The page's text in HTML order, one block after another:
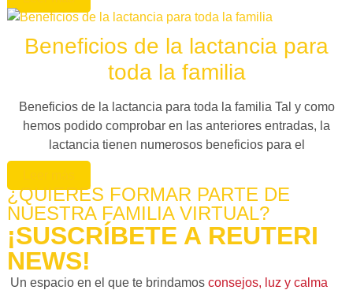
Beneficios de la lactancia para
toda la familia
Beneficios de la lactancia para toda la familia Tal y como
hemos podido comprobar en las anteriores entradas, la
lactancia tienen numerosos beneficios para el
¿QUIERES FORMAR PARTE DE
NUESTRA FAMILIA VIRTUAL?
¡SUSCRÍBETE A REUTERI
NEWS!
Un espacio en el que te brindamosconsejos, luz y calma